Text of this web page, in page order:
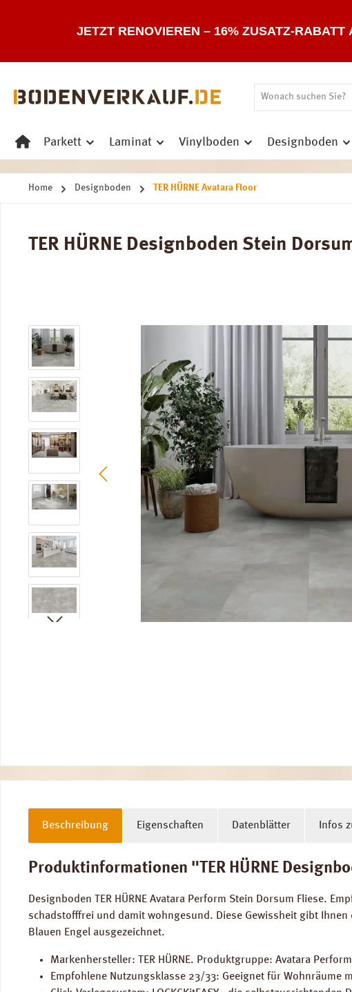
JETZT RENOVIEREN – 16% ZUSATZ-
Parkett Laminat Vinylboden Designboden
Home Designboden TER HÜRNE Avatara Floor
TER HÜRNE Designboden Stein
Bildergalerie überspringen
Beschreibung Eigenschaften Datenblätter Infos
Produktinformationen "TER HÜRNE
Designboden TER HÜRNE Avatara Perform Stein Dorsum Fliese.
schadstofffrei und damit wohngesund. Diese Gewissheit gibt
Blauen Engel ausgezeichnet.
Markenhersteller: TER HÜRNE. Produktgruppe: Avatara
Empfohlene Nutzungsklasse 23/33: Geeignet für Wohnräume